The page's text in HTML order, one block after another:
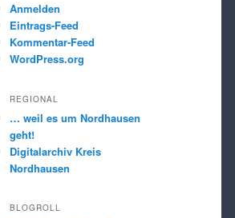
Anmelden
Eintrags-Feed
Kommentar-Feed
WordPress.org
REGIONAL
… weil es um Nordhausen
geht!
Digitalarchiv Kreis
Nordhausen
BLOGROLL